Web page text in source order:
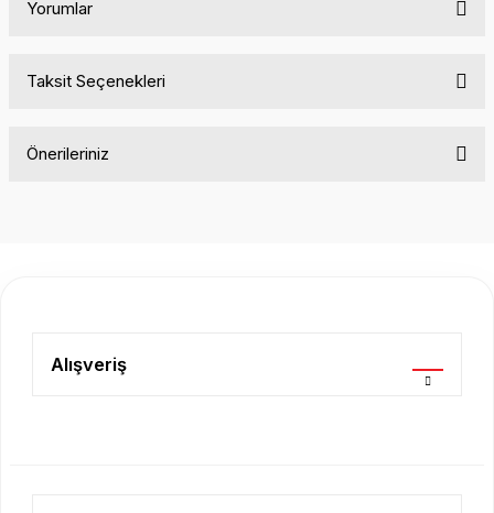
Yorumlar
Taksit Seçenekleri
Önerileriniz
Ürün açıklamasında eksik bilgiler bulunuyor.
Alışveriş